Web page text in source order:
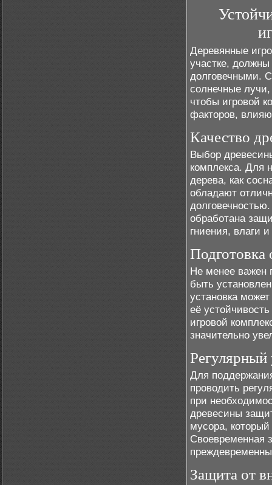
Деревянные
участке,
долговечными.
солнечные
чтобы игровой
факторов,
Качество
Выбор
комплекса. Для
дерева, как
обладают
обработана
гниения, влаги
Подготовка
Не менее важен
быть
установка
её
игровой
значительно
Регулярный
Для
проводить
при
древесины
мусора,
Своевременная
Защита от